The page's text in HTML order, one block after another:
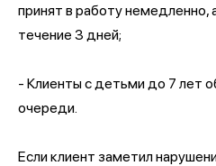
принят в работу
течение 3 дней;
- Клиенты с детьми до 7 лет
очереди.
Если клиент заметил